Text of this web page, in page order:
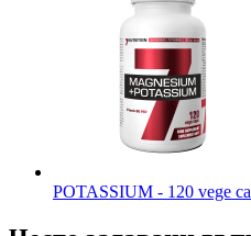
POTASSIUM - 120 vege